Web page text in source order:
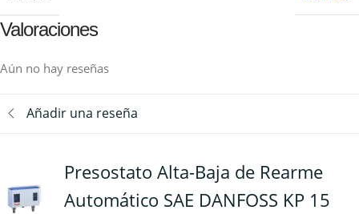
Valoraciones
Aún no hay reseñas
Añadir una reseña
Presostato Alta-Baja de Rearme
Automático SAE DANFOSS KP 15